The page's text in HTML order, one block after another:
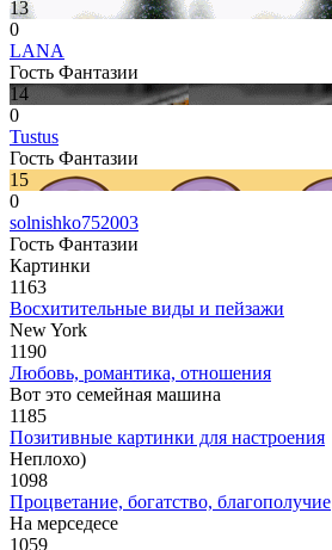
13
0
LANA
Гость Фантазии
14
0
Tustus
Гость Фантазии
15
0
solnishko752003
Гость Фантазии
Картинки
1163
Восхитительные виды и пейзажи
New York
1190
Любовь, романтика, отношения
Вот это семейная машина
1185
Позитивные картинки для настроения
Неплохо)
1098
Процветание, богатство, благополучие
На мерседесе
1059